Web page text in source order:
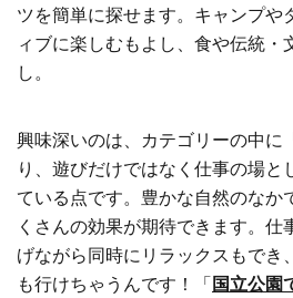
ツを簡単に探せます。キャンプや
ィブに楽しむもよし、食や伝統・
し。
興味深いのは、カテゴリーの中に
り、遊びだけではなく仕事の場と
ている点です。豊かな自然のなか
くさんの効果が期待できます。
げながら同時にリラックスもでき
も行けちゃうんです！「国立公園